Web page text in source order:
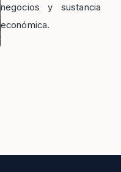
negocios y sustancia
económica.